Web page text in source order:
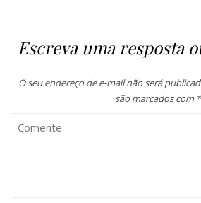
Escreva uma resposta
O seu endereço de e-mail não será
são marcados com *